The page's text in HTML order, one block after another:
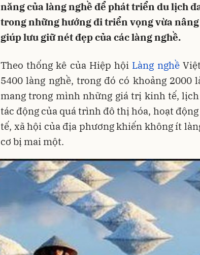
năng của làng nghề để phát triển du lịch
trong những hướng đi triển vọng vừa nâng
giúp lưu giữ nét đẹp của các làng nghề.
Theo thống kê của Hiệp hội Làng nghề
5400 làng nghề, trong đó có khoảng 2000
mang trong mình những giá trị kinh tế,
tác động của quá trình đô thị hóa, hoạt
tế, xã hội của địa phương khiến không ít
cơ bị mai một.